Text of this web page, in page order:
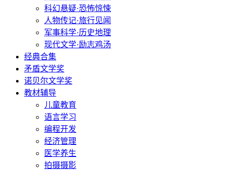
科幻悬疑·恐怖惊悚
人物传记·旅行见闻
军事科学·历史地理
现代文学·励志鸡汤
经典合集
矛盾文学奖
诺贝尔文学奖
教材辅导
儿童教育
语言学习
编程开发
经济管理
医学养生
拍摄摄影